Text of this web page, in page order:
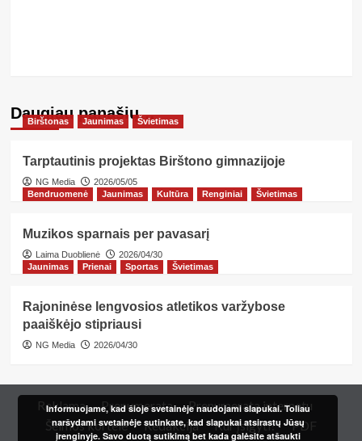
Daugiau panašių…
Birštonas Jaunimas Švietimas
Tarptautinis projektas Birštono gimnazijoje
NG Media
2026/05/05
Bendruomenė
Jaunimas Kultūra Renginiai Švietimas
Muzikos sparnais per pavasarį
Laima Duoblienė
2026/04/30
Jaunimas
Prienai Sportas Švietimas
Rajoninėse lengvosios atletikos varžybose
paaiškėjo stipriausi
NG Media 2026/04/30
Reklama Prenumerata
Prenumerata internetu
Šeimos kortelė
Redakcija Kur įsigyti? PDF
Informuojame, kad šioje svetainėje naudojami slapukai. Toliau
naršydami svetainėje sutinkate, kad slapukai atsirastų Jūsų
įrenginyje. Savo duotą sutikimą bet kada galėsite atšaukti